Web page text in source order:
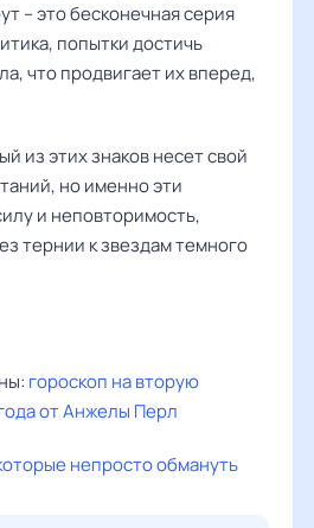
– это бесконечная серия
попытки достичь
что продвигает их вперед,
из этих знаков несет свой
но именно эти
и неповторимость,
тернии к звездам темного
гороскоп на вторую
от Анжелы Перл
непросто обмануть